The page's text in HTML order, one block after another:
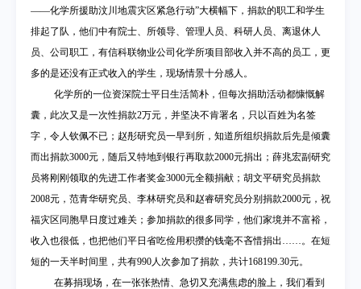
――化学所援助汶川地震灾区紧急行动”大横幅下，捐款的职工和学生
排起了队，他们中有院士、所领导、管理人员、科研人员、离退休人
员、公司职工，有信科联物业公司化学所项目部收入并不高的员工，更
多的是还没有正式收入的学生，现场情景十分感人。
化学所的一位资深院士平日生活简朴，但每次捐助活动都慷慨解
囊，此次又是一次性捐款2万元，并坚决不肯署名，只以百姓为名签
字，令人钦佩不已；赵彤研究员一早到所，知道所组织捐款后先是倾囊
而出捐款3000元，随后又特地到银行再取款2000元捐出；薛兆宏副研究
员将刚刚领取的先进工作者奖金3000元全额捐献；胡文平研究员捐款
2008元， 范青华研究员、李林研究员和赵睿研究员分别捐款2000元，祝
福灾区同胞早日度过难关；参加捐款的很多同学，他们家境并不富裕，
收入也很低，也把他们平日省吃俭用积攒的钱毫不吝惜捐出……。在短
短的一天半时间里，共有990人次参加了捐款，共计168199.30元。
在募捐现场，在一张张热情、急切又充满焦虑的脸上，我们看到